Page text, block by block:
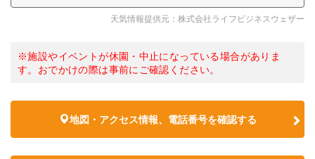
天気情報提供元：株式会社ライフビジネスウェザー
※施設やイベントが休園・中止になっている場合がありま
す。おでかけの際は事前にご確認ください。
地図・アクセス情報、電話番号を確認する